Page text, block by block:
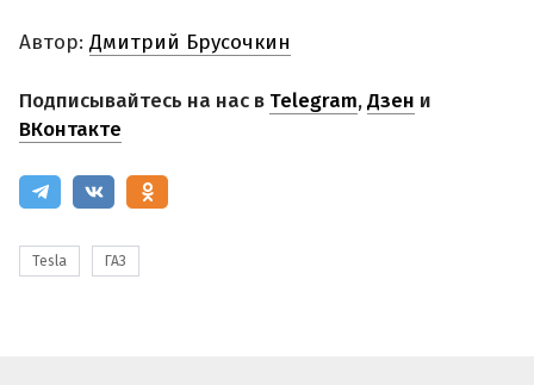
Автор: Дмитрий Брусочкин
Подписывайтесь на нас в Telegram,Дзен и
ВКонтакте
Tesla ГАЗ